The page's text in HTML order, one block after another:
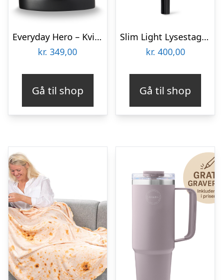
Everyday Hero – Kvinde
kr. 349,00
Gå til shop
Slim Light Lysestage, Sort – 17 cm
kr. 400,00
Gå til shop